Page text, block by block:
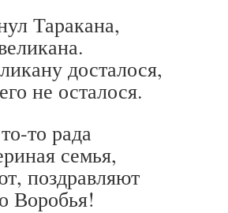
Таракана,
досталося,
не осталося.
то рада
семья,
поздравляют